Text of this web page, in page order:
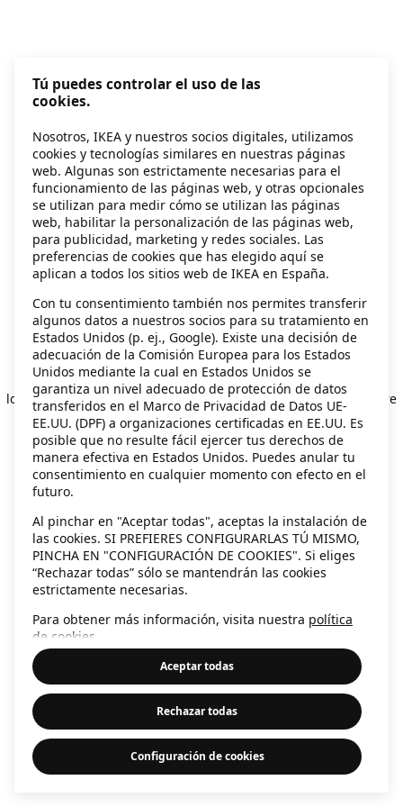
Application error: a client-side exception has occurred
loadingsecondhand.ikea.com (see the browser console for more
information).
Tú puedes controlar el uso de las
cookies.
Nosotros, IKEA y nuestros socios digitales, utilizamos
cookies y tecnologías similares en nuestras páginas
web. Algunas son estrictamente necesarias para el
funcionamiento de las páginas web, y otras opcionales
se utilizan para medir cómo se utilizan las páginas
web, habilitar la personalización de las páginas web,
para publicidad, marketing y redes sociales. Las
preferencias de cookies que has elegido aquí se
aplican a todos los sitios web de IKEA en España.
Con tu consentimiento también nos permites transferir
algunos datos a nuestros socios para su tratamiento en
Estados Unidos (p. ej., Google). Existe una decisión de
adecuación de la Comisión Europea para los Estados
Unidos mediante la cual en Estados Unidos se
garantiza un nivel adecuado de protección de datos
transferidos en el Marco de Privacidad de Datos UE-
EE.UU. (DPF) a organizaciones certificadas en EE.UU. Es
posible que no resulte fácil ejercer tus derechos de
manera efectiva en Estados Unidos. Puedes anular tu
consentimiento en cualquier momento con efecto en el
futuro.
Al pinchar en "Aceptar todas", aceptas la instalación de
las cookies. SI PREFIERES CONFIGURARLAS TÚ MISMO,
PINCHA EN "CONFIGURACIÓN DE COOKIES". Si eliges
“Rechazar todas” sólo se mantendrán las cookies
estrictamente necesarias.
Para obtener más información, visita nuestra política
de cookies
Aceptar todas
Rechazar todas
Configuración de cookies